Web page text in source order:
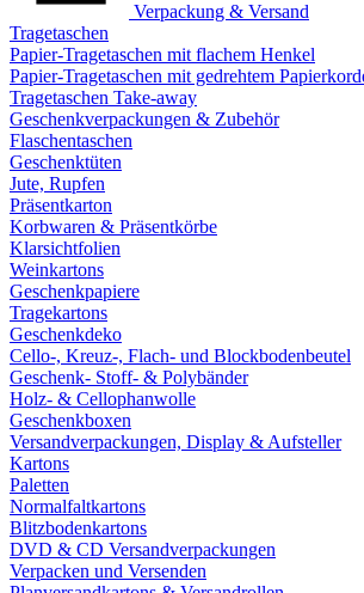
Verpackung & Versand
Tragetaschen
Papier-Tragetaschen mit flachem Henkel
Papier-Tragetaschen mit gedrehtem
Tragetaschen Take-away
Geschenkverpackungen & Zubehör
Flaschentaschen
Geschenktüten
Jute, Rupfen
Präsentkarton
Korbwaren & Präsentkörbe
Klarsichtfolien
Weinkartons
Geschenkpapiere
Tragekartons
Geschenkdeko
Cello-, Kreuz-, Flach- und Blockbodenbeutel
Geschenk- Stoff- & Polybänder
Holz- & Cellophanwolle
Geschenkboxen
Versandverpackungen, Display & Aufsteller
Kartons
Paletten
Normalfaltkartons
Blitzbodenkartons
DVD & CD Versandverpackungen
Verpacken und Versenden